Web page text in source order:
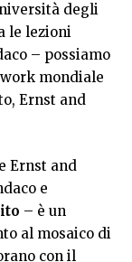
degli
le lezioni
– possiamo
mondiale
Ernst and
Ernst and
e
– è un
al mosaico di
con il